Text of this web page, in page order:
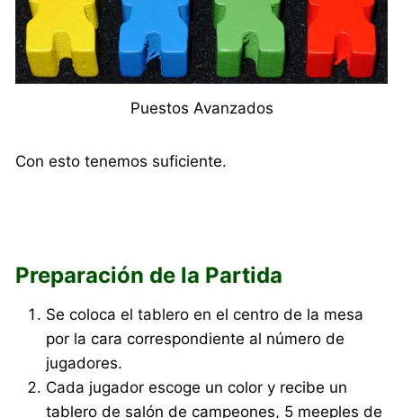
Puestos Avanzados
Con esto tenemos suficiente.
Preparación de la Partida
Se coloca el tablero en el centro de la mesa
por la cara correspondiente al número de
jugadores.
Cada jugador escoge un color y recibe un
tablero de salón de campeones, 5 meeples de